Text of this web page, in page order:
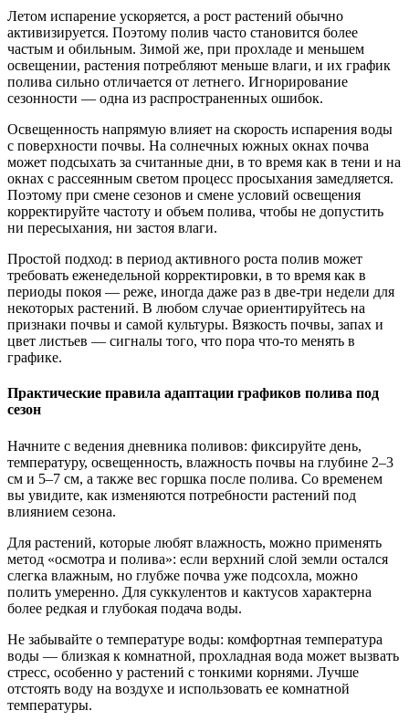
Летом испарение ускоряется, а рост растений обычно
активизируется. Поэтому полив часто становится более
частым и обильным. Зимой же, при прохладе и меньшем
освещении, растения потребляют меньше влаги, и их график
полива сильно отличается от летнего. Игнорирование
сезонности — одна из распространенных ошибок.
Освещенность напрямую влияет на скорость испарения воды
с поверхности почвы. На солнечных южных окнах почва
может подсыхать за считанные дни, в то время как в тени и на
окнах с рассеянным светом процесс просыхания замедляется.
Поэтому при смене сезонов и смене условий освещения
корректируйте частоту и объем полива, чтобы не допустить
ни пересыхания, ни застоя влаги.
Простой подход: в период активного роста полив может
требовать еженедельной корректировки, в то время как в
периоды покоя — реже, иногда даже раз в две-три недели для
некоторых растений. В любом случае ориентируйтесь на
признаки почвы и самой культуры. Вязкость почвы, запах и
цвет листьев — сигналы того, что пора что-то менять в
графике.
Практические правила адаптации графиков полива под
сезон
Начните с ведения дневника поливов: фиксируйте день,
температуру, освещенность, влажность почвы на глубине 2–3
см и 5–7 см, а также вес горшка после полива. Со временем
вы увидите, как изменяются потребности растений под
влиянием сезона.
Для растений, которые любят влажность, можно применять
метод «осмотра и полива»: если верхний слой земли остался
слегка влажным, но глубже почва уже подсохла, можно
полить умеренно. Для суккулентов и кактусов характерна
более редкая и глубокая подача воды.
Не забывайте о температуре воды: комфортная температура
воды — близкая к комнатной, прохладная вода может вызвать
стресс, особенно у растений с тонкими корнями. Лучше
отстоять воду на воздухе и использовать ее комнатной
температуры.